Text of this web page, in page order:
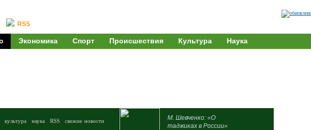
RSS
Экономика Спорт Происшествия Культура Наука
культура наука RSS свежие новости
М. Шевченко: «О
таджиках в России»